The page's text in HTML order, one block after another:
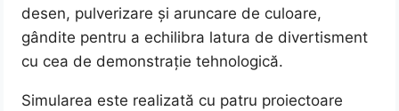
desen, pulverizare și aruncare de culoare,
gândite pentru a echilibra latura de divertisment
cu cea de demonstrație tehnologică.
Simularea este realizată cu patru proiectoare